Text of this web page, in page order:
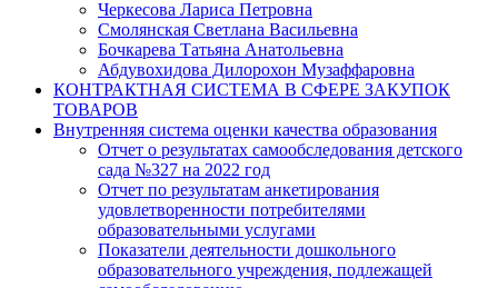
Черкесова Лариса Петровна
Смолянская Светлана Васильевна
Бочкарева Татьяна Анатольевна
Абдувохидова Дилорохон Музаффаровна
КОНТРАКТНАЯ СИСТЕМА В СФЕРЕ ЗАКУПОК
ТОВАРОВ
Внутренняя система оценки качества образования
Отчет о результатах самообследования детского
сада №327 на 2022 год
Отчет по результатам анкетирования
удовлетворенности потребителями
образовательными услугами
Показатели деятельности дошкольного
образовательного учреждения, подлежащей